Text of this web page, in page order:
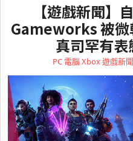
【遊戲新聞】
Gameworks 被微
真司罕有
PC 電腦Xbox遊戲新聞